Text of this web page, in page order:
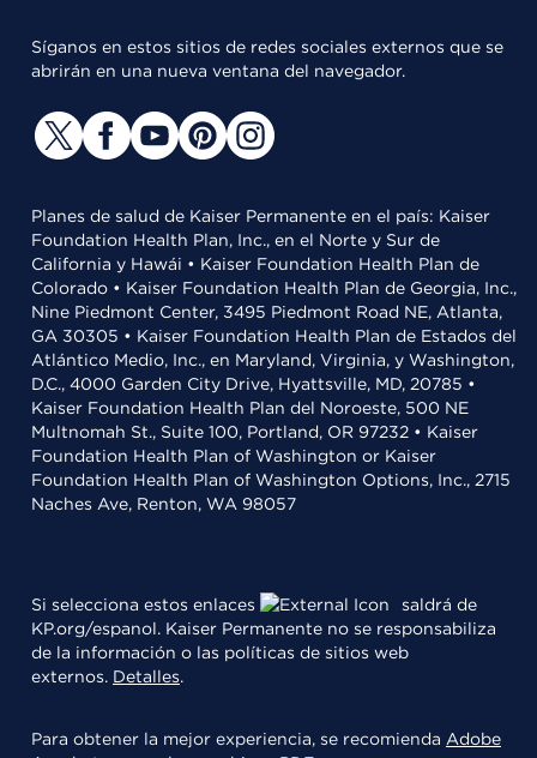
Síganos en estos sitios de redes sociales externos que se
abrirán en una nueva ventana del navegador.
Planes de salud de Kaiser Permanente en el país: Kaiser
Foundation Health Plan, Inc., en el Norte y Sur de
California y Hawái • Kaiser Foundation Health Plan de
Colorado • Kaiser Foundation Health Plan de Georgia, Inc.,
Nine Piedmont Center, 3495 Piedmont Road NE, Atlanta,
GA 30305 • Kaiser Foundation Health Plan de Estados del
Atlántico Medio, Inc., en Maryland, Virginia, y Washington,
D.C., 4000 Garden City Drive, Hyattsville, MD, 20785 •
Kaiser Foundation Health Plan del Noroeste, 500 NE
Multnomah St., Suite 100, Portland, OR 97232 • Kaiser
Foundation Health Plan of Washington or Kaiser
Foundation Health Plan of Washington Options, Inc., 2715
Naches Ave, Renton, WA 98057
Si selecciona estos enlaces
saldrá de
KP.org/espanol. Kaiser Permanente no se responsabiliza
de la información o las políticas de sitios web
externos. Detalles.
Para obtener la mejor experiencia, se recomienda Adobe